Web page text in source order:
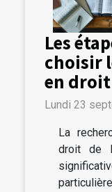
Les
choisir
en
Lundi 23
La
droit de